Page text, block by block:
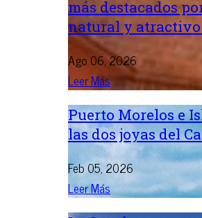
más destacados
natural y
Ago 06, 2026
Leer Más
Puerto Morelos e
las dos joyas del
Feb 05, 2026
Leer Más